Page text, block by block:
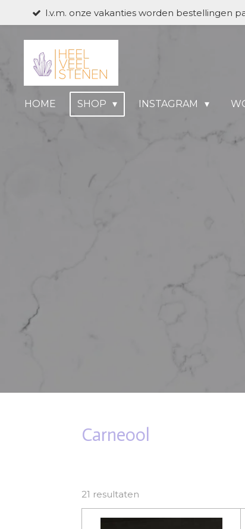
hoofdinhoud
I.v.m. onze vakanties worden bestellingen
HOME SHOP INSTAGRAM
Carneool
21 resultaten